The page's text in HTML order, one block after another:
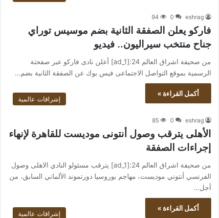
eshrag
0
94
فاركو يعلن الصفقة الثانية بضم موسيس توراي
جناح منتخب سيراليون.. فيديو
من صحيفة اشراق العالم 24:[ad_1] أعلن نادى فاركو عبر صفحتة
الرسمية بموقع التواصل الاجتماعى فيس بوك عن الصفقة الثانية بضم…
أكمل القراءة »
إشراقات عالمية
eshrag
0
85
الأهلى يترقب وصول أنتونى موديست للقاهرة لإنهاء
إجراءات الصفقة
من صحيفة اشراق العالم 24:[ad_1] يترقب مسئولو النادي الاهلى وصول
الفرنسي أنتوني موديست، مهاجم بوروسيا دورتموند الألماني السابق، من
أجل…
أكمل القراءة »
إشراقات عالمية